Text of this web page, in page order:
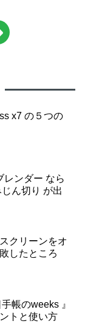
x7 の５つの
レンダー なら
ん切り が出
クリーンをオ
したところ
帳のweeks 』
トと使い方